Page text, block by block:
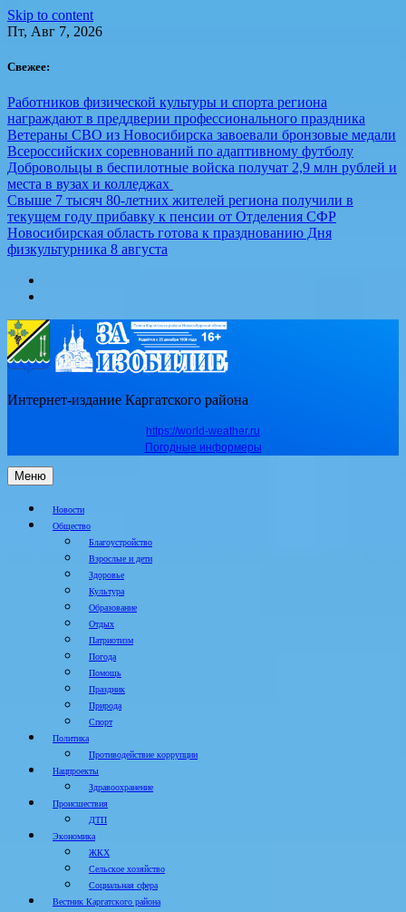
Skip to content
Пт, Авг 7, 2026
Свежее:
Работников физической культуры и спорта региона
награждают в преддверии профессионального праздника
Ветераны СВО из Новосибирска завоевали бронзовые медали
Всероссийских соревнований по адаптивному футболу
Добровольцы в беспилотные войска получат 2,9 млн рублей и
места в вузах и колледжах
Свыше 7 тысяч 80-летних жителей региона получили в
текущем году прибавку к пенсии от Отделения СФР
Новосибирская область готова к празднованию Дня
физкультурника 8 августа
Интернет-издание Каргатского района
https://world-weather.ru
Погодные информеры
Меню
Новости
Общество
Благоустройство
Взрослые и дети
Здоровье
Культура
Образование
Отдых
Патриотизм
Погода
Помощь
Праздник
Природа
Спорт
Политика
Противодействие коррупции
Нацпроекты
Здравоохранение
Происшествия
ДТП
Экономика
ЖКХ
Сельское хозяйство
Социальная сфера
Вестник Каргатского района